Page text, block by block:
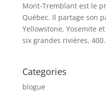
Mont-Tremblant est le
Québec. Il partage son
Yellowstone, Yosemite
six grandes rivières,
Categories
blogue